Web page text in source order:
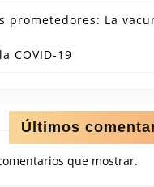
prometedores: La
COVID-19
Últimos
que mostrar.